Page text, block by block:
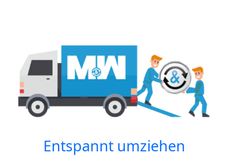
Entspannt umziehen